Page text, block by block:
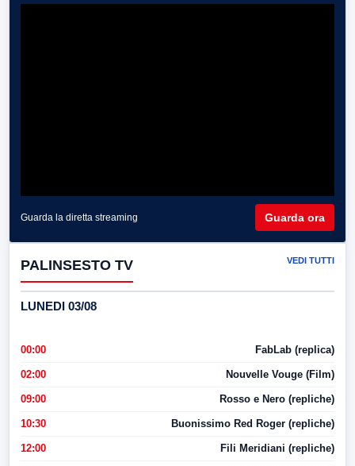
Guarda la diretta streaming Guarda ora
PALINSESTO TV VEDI TUTTI
LUNEDI 03/08
00:00 FabLab (replica)
02:00 Nouvelle Vouge (Film)
09:00 Rosso e Nero (repliche)
10:30 Buonissimo Red Roger (repliche)
12:00 Fili Meridiani (repliche)